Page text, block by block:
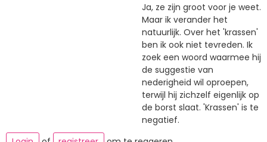
Ja, ze zijn groot voor je weet.
Maar ik verander het
natuurlijk. Over het 'krassen'
ben ik ook niet tevreden. Ik
zoek een woord waarmee hij
de suggestie van
nederigheid wil oproepen,
terwijl hij zichzelf eigenlijk op
de borst slaat. 'Krassen' is te
negatief.